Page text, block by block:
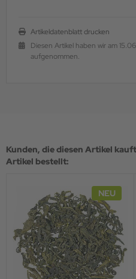
Artikeldatenblatt drucken
Diesen Artikel haben wir am
aufgenommen.
Kunden, die diesen Artikel
Artikel bestellt:
NEU